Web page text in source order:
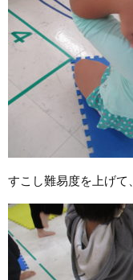
すこし難易度を上げ